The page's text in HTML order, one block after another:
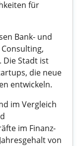
für
Bank- und
Die Stadt ist
die neue
entwickeln.
im Vergleich
im Finanz-
von